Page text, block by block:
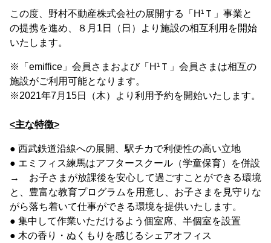
この度、野村不動産株式会社の展開する「H¹Ｔ」事業と
の提携を進め、８月1日（日）より施設の相互利用を開始
いたします。
※「emiffice」会員さまおよび「H¹Ｔ」会員さまは相互の
施設がご利用可能となります。
※2021年7月15日（木）より利用予約を開始いたします。
<主な特徴>
● 西武鉄道沿線への展開、駅チカで利便性の高い立地
● エミフィス練馬はアフタースクール（学童保育）を併設
→ お子さまが放課後を安心して過ごすことができる環境
と、豊富な教育プログラムを用意し、お子さまを見守りな
がら落ち着いて仕事ができる環境を提供いたします。
● 集中して作業いただけるよう個室席、半個室を設置
● 木の香り・ぬくもりを感じるシェアオフィス